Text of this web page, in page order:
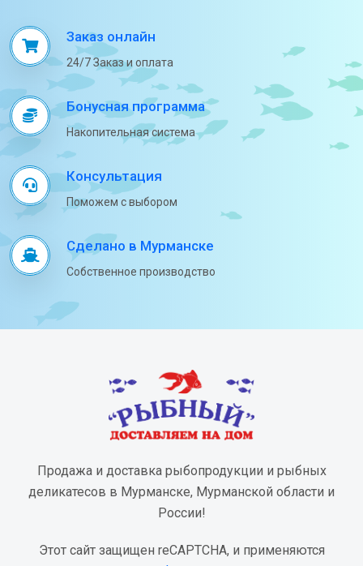
Заказ онлайн
24/7 Заказ и оплата
Бонусная программа
Накопительная система
Консультация
Поможем с выбором
Сделано в Мурманске
Собственное производство
Продажа и доставка рыбопродукции и рыбных
деликатесов в Мурманске, Мурманской области и
России!
Этот сайт защищен reCAPTCHA, и применяются